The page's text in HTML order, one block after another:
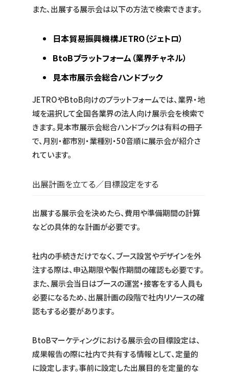
また、出展する展示会は以下の方法で検索できます。
日本貿易振興機構JETRO（ジェトロ）
BtoBプラットフォーム（業界チャネル）
見本市展示会総合ハンドブック
JETROやBtoB向けのプラットフォームでは、業界・地
域を選択して全国各業界の法人向け展示会を検索で
きます。見本市展示会総合ハンドブックは有料の冊子
で、月別・都市別・業種別・50音順に展示会が紹介さ
れています。
出展計画を立てる／目標設定をする
出展する展示会を決めたら、費用や準備期間の計算
などの具体的な計画が必要です。
社内の手続きだけでなく、ブース設営やデザインを外
注する際は、申込期限や製作期間の確認も必要です。
また、展示会当日はブースの運営・接客をする人員も
必要になるため、出展計画の段階で社内リソースの確
認もする必要があります。
BtoBマーケティングにおける展示会の目標設定は、
成果報告の際に社内で共有する情報として、定量的
に設定します。事前に設定した出展目的を定量的な